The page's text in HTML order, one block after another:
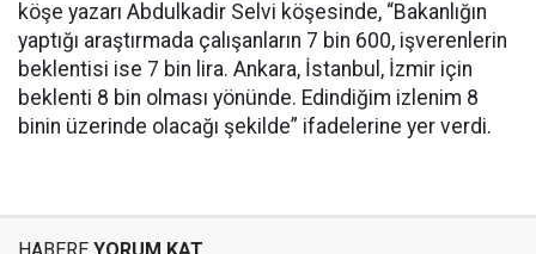
köşe yazarı Abdulkadir Selvi köşesinde, “Bakanlığın
yaptığı araştırmada çalışanların 7 bin 600, işverenlerin
beklentisi ise 7 bin lira. Ankara, İstanbul, İzmir için
beklenti 8 bin olması yönünde. Edindiğim izlenim 8
binin üzerinde olacağı şekilde” ifadelerine yer verdi.